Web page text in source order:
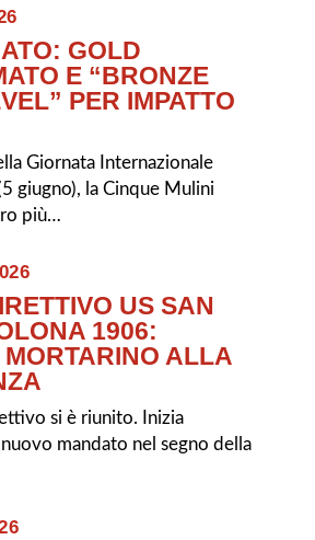
GOLD
E “BRONZE
PER IMPATTO
Giornata Internazionale
giugno), la Cinque Mulini
più…
US SAN
1906:
ALLA
si è riunito. Inizia
mandato nel segno della